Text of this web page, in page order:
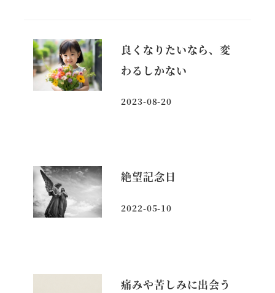
良くなりたいなら、変
わるしかない
投稿日
2023-08-20
絶望記念日
投稿日
2022-05-10
痛みや苦しみに出会う